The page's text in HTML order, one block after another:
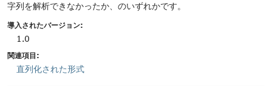
字列を解析できなかったか、のいずれかです。
導入されたバージョン:
1.0
関連項目:
直列化された形式